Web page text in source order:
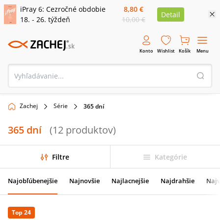
iPray 6: Cezročné obdobie
18. - 26. týždeň
8,80 €
10,00 €
Detail
Konto Wishlist Košík Menu
Zachej Série 365 dní
365 dní (12 produktov)
Filtre Kategórie
Najobľúbenejšie Najnovšie Najlacnejšie Najdrahšie
Top 24